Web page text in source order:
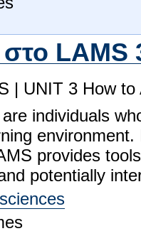
| UNIT 3 How
individuals
provides
potentially